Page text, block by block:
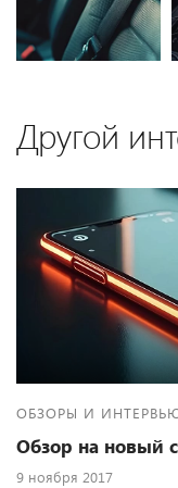
Другой
ОБЗОРЫ И
Обзор на новый
9 ноября 2017